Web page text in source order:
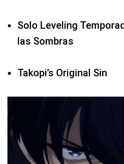
Solo Leveling
las Sombras
Takopi’s Original Sin